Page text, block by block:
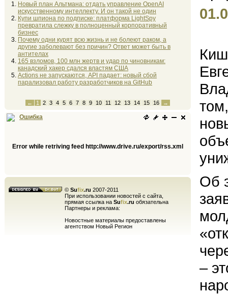
Новый план Альтмана: отдать управление OpenAI
искусственному интеллекту. И он такой не один
Купи шпиона по подписке: платформа LightSpy
превратила слежку в полноценный корпоративный
бизнес
Почему одни курят всю жизнь и не болеют раком, а
другие заболевают без причин? Ответ может быть в
антителах
165 взломов, 100 млн жертв и удар по чиновникам:
канадский хакер сдался властям США
Actions не запускаются, API падает: новый сбой
парализовал работу разработчиков на GitHub
← 1 2 3 4 5 6 7 8 9 10 11 12 13 14 15 16 →
Ошибка
Error while retriving feed http://www.drive.ru/export/rss.xml
© Sufix.ru 2007-2011
При использовании новостей с сайта,
прямая ссылка на Sufix.ru обязательна
Партнеры и реклама:
Новостные материалы предоставлены
агентством Новый Регион
Об
–